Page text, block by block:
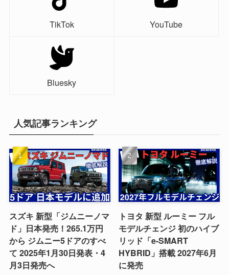
TikTok YouTube
Bluesky
人気記事ランキング
スズキ 新型「ジムニーノマ
ド」日本発売！265.1万円
から ジムニー5ドアのすべ
て 2025年1月30日発表・4
月3日発売へ
トヨタ 新型 ルーミー フル
モデルチェンジ 初のハイブ
リッド「e-SMART
HYBRID」搭載 2027年6月
に発売